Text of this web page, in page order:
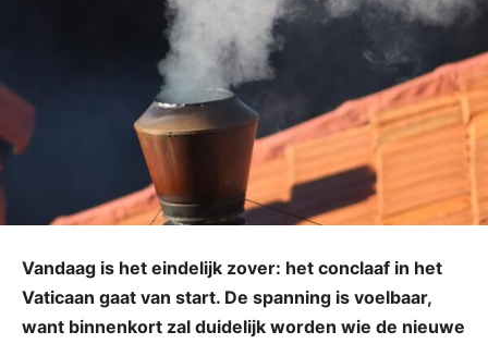
Vandaag is het eindelijk zover: het conclaaf in het
Vaticaan gaat van start. De spanning is voelbaar,
want binnenkort zal duidelijk worden wie de nieuwe